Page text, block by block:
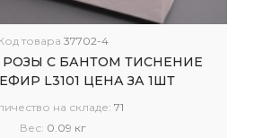
товара 37702-4
С БАНТОМ ТИСНЕНИЕ
L3101 ЦЕНА ЗА 1ШТ
на складе: 71
Вес: 0.09 кг